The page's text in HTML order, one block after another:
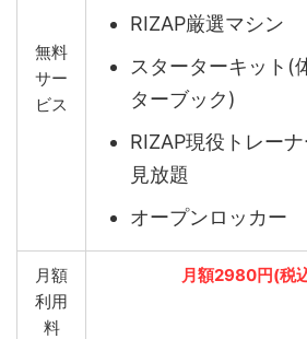
無料
サー
ビス
RIZAP厳選マシン
スターターキット(
ターブック)
RIZAP現役トレー
見放題
オープンロッカー
月額
利用
料
月額2980円(税